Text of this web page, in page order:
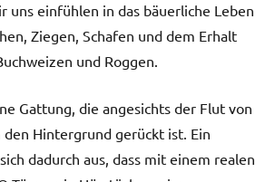
uns einfühlen in das bäuerliche Leben
Ziegen, Schafen und dem Erhalt
und Roggen.
Gattung, die angesichts der Flut von
den Hintergrund gerückt ist. Ein
dadurch aus, dass mit einem realen